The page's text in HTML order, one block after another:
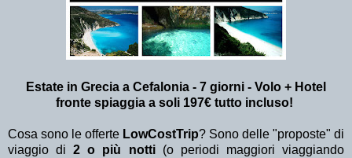
Estate in Grecia a Cefalonia - 7 giorni - Volo + Hotel
fronte spiaggia a soli 197€ tutto incluso!
Cosa sono le offerte LowCostTrip? Sono delle "proposte" di
viaggio di2 o più notti (o periodi maggiori viaggiando